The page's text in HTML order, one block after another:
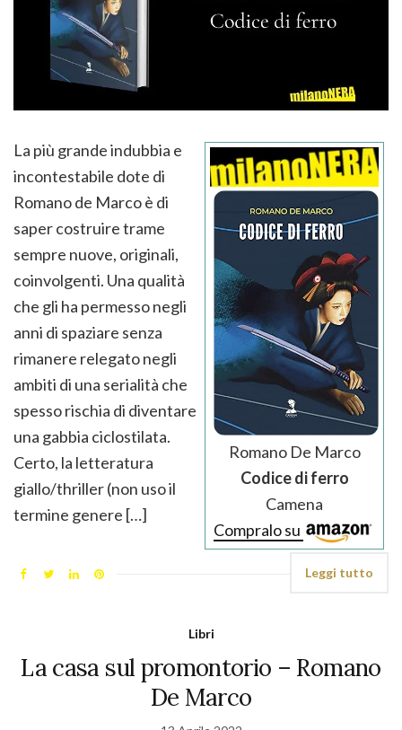
Romano De Marco
Codice di ferro
Camena
Compralo su
La più grande indubbia e
incontestabile dote di
Romano de Marco è di
saper costruire trame
sempre nuove, originali,
coinvolgenti. Una qualità
che gli ha permesso negli
anni di spaziare senza
rimanere relegato negli
ambiti di una serialità che
spesso rischia di diventare
una gabbia ciclostilata.
Certo, la letteratura
giallo/thriller (non uso il
termine genere […]
Leggi tutto
Libri
La casa sul promontorio – Romano
De Marco